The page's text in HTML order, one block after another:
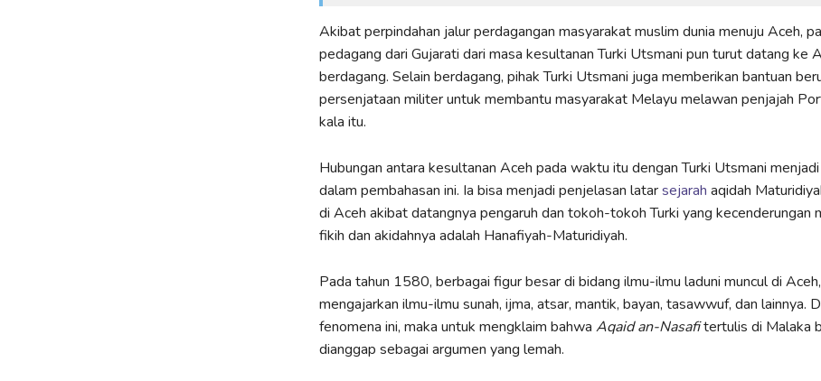
Akibat perpindahan jalur perdagangan masyarakat muslim dunia menuju Aceh,
pedagang dari Gujarati dari masa kesultanan Turki Utsmani pun turut datang ke
berdagang. Selain berdagang, pihak Turki Utsmani juga memberikan bantuan
persenjataan militer untuk membantu masyarakat Melayu melawan penjajah
kala itu.
Hubungan antara kesultanan Aceh pada waktu itu dengan Turki Utsmani
dalam pembahasan ini. Ia bisa menjadi penjelasan latarsejarah aqidah
di Aceh akibat datangnya pengaruh dan tokoh-tokoh Turki yang kecenderungan
fikih dan akidahnya adalah Hanafiyah-Maturidiyah.
Pada tahun 1580, berbagai figur besar di bidang ilmu-ilmu laduni muncul di Aceh,
mengajarkan ilmu-ilmu sunah, ijma, atsar, mantik, bayan, tasawwuf, dan lainnya.
fenomena ini, maka untuk mengklaim bahwa Aqaid an-Nasafitertulis di Malaka
dianggap sebagai argumen yang lemah.